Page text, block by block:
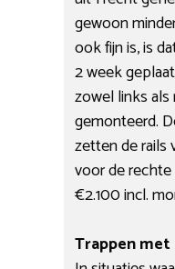
gewoon
ook fijn is, is
2 week
zowel links
gemonteerd.
zetten de rails
voor de
€2.100 incl.
Trappen